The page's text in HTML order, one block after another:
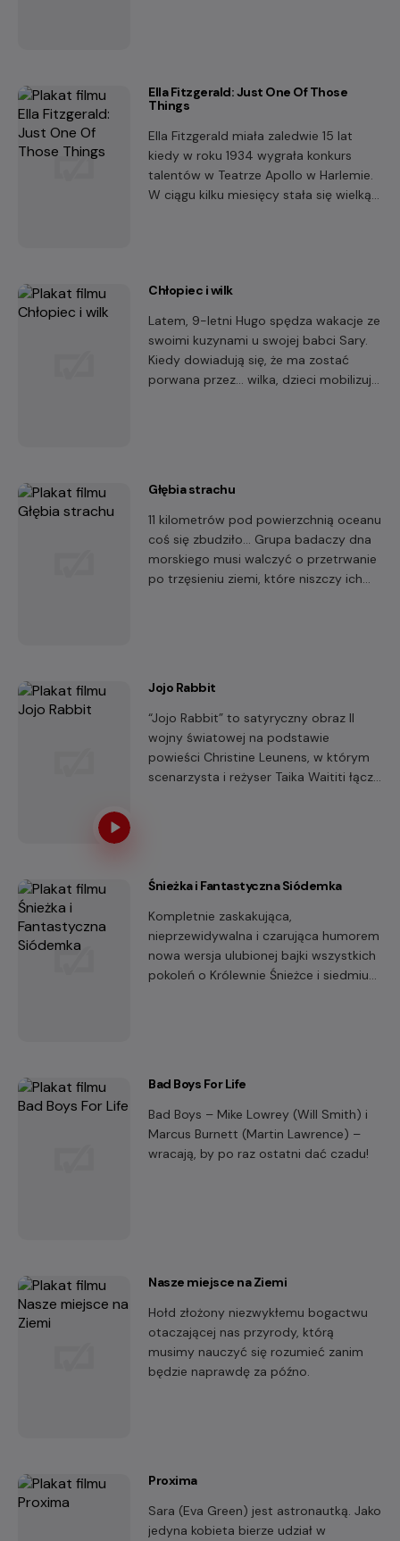
Ella Fitzgerald: Just One Of Those
Things
Ella Fitzgerald miała zaledwie 15 lat
kiedy w roku 1934 wygrała konkurs
talentów w Teatrze Apollo w Harlemie.
W ciągu kilku miesięcy stała się wielką
Chłopiec i wilk
Latem, 9-letni Hugo spędza wakacje ze
swoimi kuzynami u swojej babci Sary.
Kiedy dowiadują się, że ma zostać
porwana przez… wilka, dzieci mobilizują
Głębia strachu
11 kilometrów pod powierzchnią oceanu
coś się zbudziło… Grupa badaczy dna
morskiego musi walczyć o przetrwanie
po trzęsieniu ziemi, które niszczy ich
Jojo Rabbit
“Jojo Rabbit” to satyryczny obraz II
wojny światowej na podstawie
powieści Christine Leunens, w którym
scenarzysta i reżyser Taika Waititi łączy
Śnieżka i Fantastyczna Siódemka
Kompletnie zaskakująca,
nieprzewidywalna i czarująca humorem
nowa wersja ulubionej bajki wszystkich
pokoleń o Królewnie Śnieżce i siedmiu
Bad Boys For Life
Bad Boys – Mike Lowrey (Will Smith) i
Marcus Burnett (Martin Lawrence) –
wracają, by po raz ostatni dać czadu!
Nasze miejsce na Ziemi
Hołd złożony niezwykłemu bogactwu
otaczającej nas przyrody, którą
musimy nauczyć się rozumieć zanim
będzie naprawdę za późno.
Proxima
Sara (Eva Green) jest astronautką. Jako
jedyna kobieta bierze udział w